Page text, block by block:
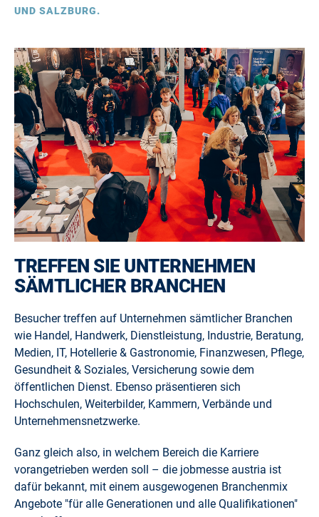
UND SALZBURG.
TREFFEN SIE UNTERNEHMEN
SÄMTLICHER BRANCHEN
Besucher treffen auf Unternehmen sämtlicher Branchen
wie Handel, Handwerk, Dienstleistung, Industrie, Beratung,
Medien, IT, Hotellerie & Gastronomie, Finanzwesen, Pflege,
Gesundheit & Soziales, Versicherung sowie dem
öffentlichen Dienst. Ebenso präsentieren sich
Hochschulen, Weiterbilder, Kammern, Verbände und
Unternehmensnetzwerke.
Ganz gleich also, in welchem Bereich die Karriere
vorangetrieben werden soll – die jobmesse austria ist
dafür bekannt, mit einem ausgewogenen Branchenmix
Angebote "für alle Generationen und alle Qualifikationen"